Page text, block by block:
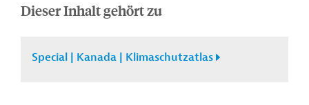
Dieser Inhalt gehört zu
Special | Kanada | Klimaschutzatlas